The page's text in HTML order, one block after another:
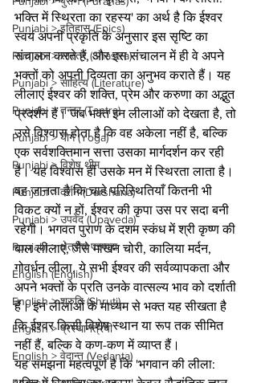
Punjabi > इतिहास (Epics)
Punjabi > शास्त्र (Shastra)
Punjabi > साहित्य (Literature)
Punjabi > तन्त्र (Tantra)
Punjabi > योग (Yoga)
Punjabi > विशेष थीम
Punjabi > दर्शन (Darshana)
Punjabi > उपवेद (Upaveda)
Punjabi > क्षेत्रीय परम्परा
English (English)
English > श्रुति (Shruti)
English > प्रस्थानत्रयी
English > वेदान्त (Vedanta)
भक्ति में स्थिरता का रहस्य' का अर्थ है कि ईश्वर
स्वयं अपनी प्रकृति के अनुसार इस सृष्टि का
संचालन करते हैं, और इस संचालन में ही वे अपने
भक्तों को अपनी दिव्यता का अनुभव कराते हैं। यह
लीलाएं ईश्वर की शक्ति, प्रेम और करुणा का अद्भुत
प्रदर्शन हैं। जब भक्त इन लीलाओं को देखता है, तो
उसे विश्वास होता है कि वह अकेला नहीं है, बल्कि
एक सर्वशक्तिमान सत्ता उसका मार्गदर्शन कर रही
है। यह विश्वास ही उसके मन में स्थिरता लाता है।
वह जानता है कि चाहे परिस्थितियाँ कितनी भी
विकट क्यों न हों, ईश्वर की कृपा उस पर सदा बनी
रहेगी। भगवत पुराण के दशम स्कंध में श्री कृष्ण की
बाल लीलाएं, जैसे माखन चोरी, कालिया मर्दन,
गोवर्धन लीला, ये सभी ईश्वर की सर्वव्यापकता और
अपने भक्तों के प्रति उनके वात्सल्य भाव को दर्शाती
हैं। इन लीलाओं के माध्यम से भक्त यह सीखता है
कि ईश्वर किसी विशेष स्थान या रूप तक सीमित
नहीं हैं, बल्कि वे कण-कण में व्याप्त हैं।
यह समझना महत्वपूर्ण है कि 'भगवान की लीला: